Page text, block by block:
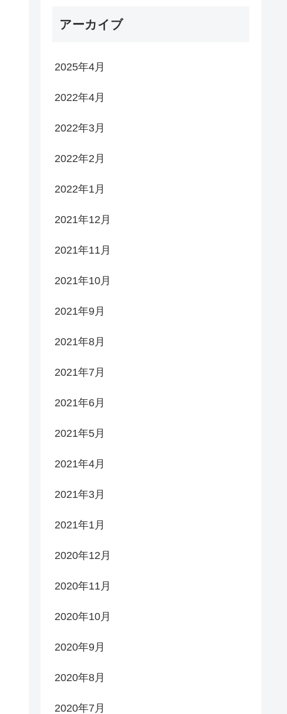
アーカイブ
2025年4月
2022年4月
2022年3月
2022年2月
2022年1月
2021年12月
2021年11月
2021年10月
2021年9月
2021年8月
2021年7月
2021年6月
2021年5月
2021年4月
2021年3月
2021年1月
2020年12月
2020年11月
2020年10月
2020年9月
2020年8月
2020年7月